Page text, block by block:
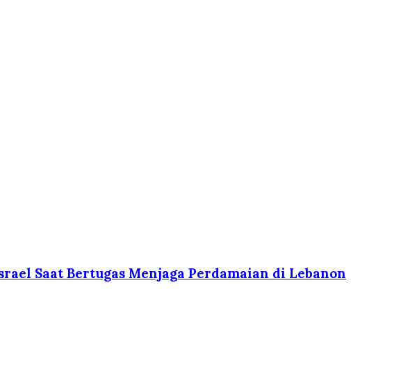
Saat Bertugas Menjaga Perdamaian di Lebanon